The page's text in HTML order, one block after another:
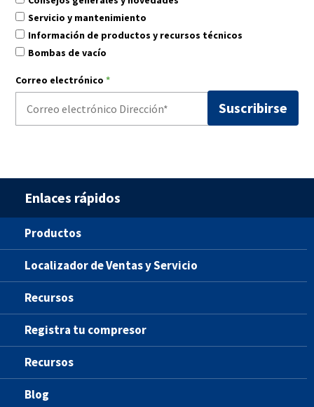
Servicio y mantenimiento
Información de productos y recursos técnicos
Bombas de vacío
Correo electrónico *
Enlaces rápidos
Productos
Localizador de Ventas y Servicio
Recursos
Registra tu compresor
Recursos
Blog